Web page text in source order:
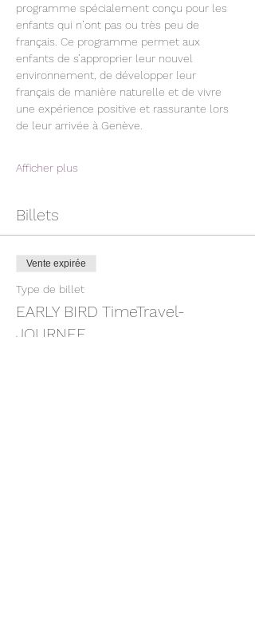
programme spécialement conçu pour les
enfants qui n’ont pas ou très peu de
français. Ce programme permet aux
enfants de s’approprier leur nouvel
environnement, de développer leur
français de manière naturelle et de vivre
une expérience positive et rassurante lors
de leur arrivée à Genève.
Afficher plus
Billets
Vente expirée
Type de billet
EARLY BIRD TimeTravel-
JOURNEE